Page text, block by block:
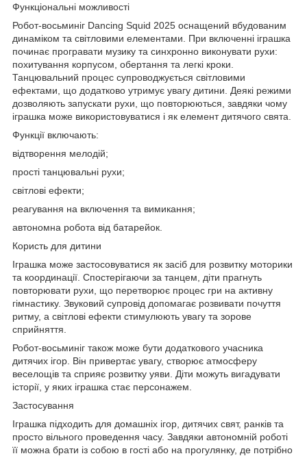
Функціональні можливості
Робот-восьминіг Dancing Squid 2025 оснащений вбудованим
динаміком та світловими елементами. При включенні іграшка
починає програвати музику та синхронно виконувати рухи:
похитування корпусом, обертання та легкі кроки.
Танцювальний процес супроводжується світловими
ефектами, що додатково утримує увагу дитини. Деякі режими
дозволяють запускати рухи, що повторюються, завдяки чому
іграшка може використовуватися і як елемент дитячого свята.
Функції включають:
відтворення мелодій;
прості танцювальні рухи;
світлові ефекти;
реагування на включення та вимикання;
автономна робота від батарейок.
Користь для дитини
Іграшка може застосовуватися як засіб для розвитку моторики
та координації. Спостерігаючи за танцем, діти прагнуть
повторювати рухи, що перетворює процес гри на активну
гімнастику. Звуковий супровід допомагає розвивати почуття
ритму, а світлові ефекти стимулюють увагу та зорове
сприйняття.
Робот-восьминіг також може бути додаткового учасника
дитячих ігор. Він привертає увагу, створює атмосферу
веселощів та сприяє розвитку уяви. Діти можуть вигадувати
історії, у яких іграшка стає персонажем.
Застосування
Іграшка підходить для домашніх ігор, дитячих свят, ранків та
просто вільного проведення часу. Завдяки автономній роботі
її можна брати із собою в гості або на прогулянку, де потрібно